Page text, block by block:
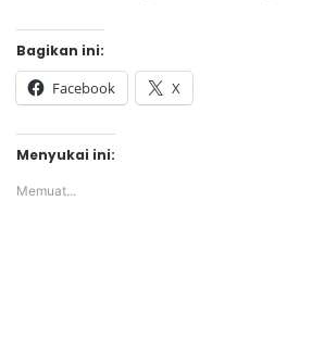
Bagikan ini:
Facebook X
Menyukai ini:
Memuat...